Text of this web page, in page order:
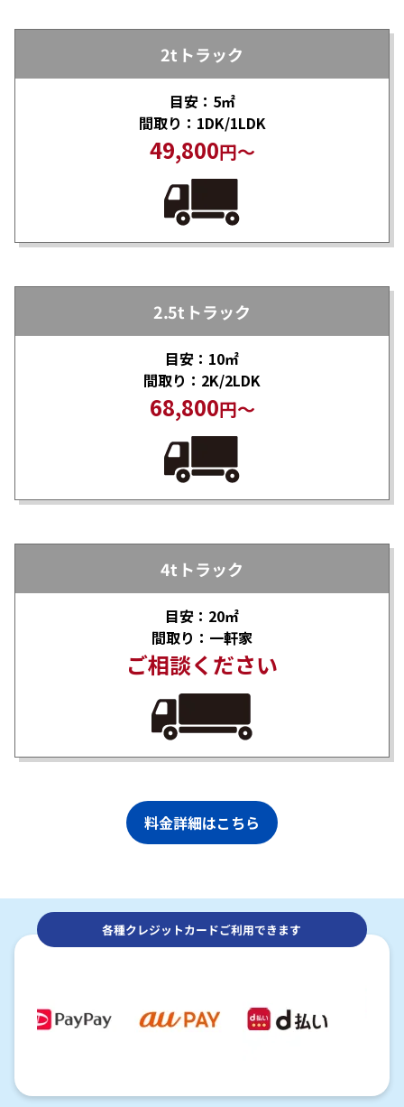
2tトラック
目安：5㎡
間取り：1DK/1LDK
49,800円～
2.5tトラック
目安：10㎡
間取り：2K/2LDK
68,800円～
4tトラック
目安：20㎡
間取り：一軒家
ご相談ください
料金詳細はこちら
各種クレジットカードご利用できます